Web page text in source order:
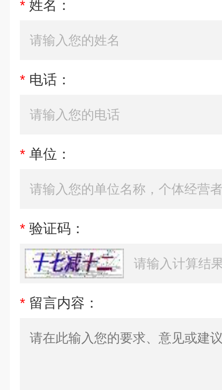
* 姓名：
* 电话：
* 单位：
* 验证码：
* 留言内容：